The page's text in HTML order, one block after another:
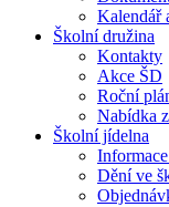
Kalendář
Školní družina
Kontakty
Akce ŠD
Roční
Nabídka
Školní jídelna
Dění ve